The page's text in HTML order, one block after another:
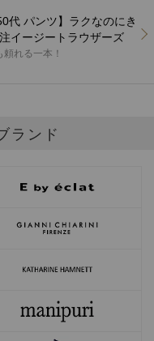
代 パンツ】ラクなのにき
イージートラウザーズ
れる一本！
ランド